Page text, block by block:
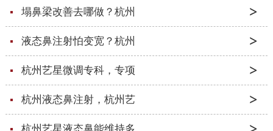
塌鼻梁改善去哪做？杭州
液态鼻注射怕变宽？杭州
杭州艺星微调专科，专项
杭州液态鼻注射，杭州艺